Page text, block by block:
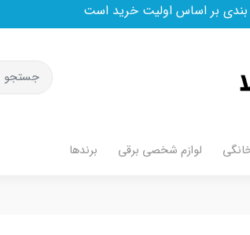
اولیت خرید است
لوازم شخصی برقی برندها